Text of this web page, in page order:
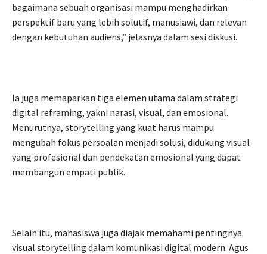
bagaimana sebuah organisasi mampu menghadirkan
perspektif baru yang lebih solutif, manusiawi, dan relevan
dengan kebutuhan audiens,” jelasnya dalam sesi diskusi.
Ia juga memaparkan tiga elemen utama dalam strategi
digital reframing, yakni narasi, visual, dan emosional.
Menurutnya, storytelling yang kuat harus mampu
mengubah fokus persoalan menjadi solusi, didukung visual
yang profesional dan pendekatan emosional yang dapat
membangun empati publik.
Selain itu, mahasiswa juga diajak memahami pentingnya
visual storytelling dalam komunikasi digital modern. Agus